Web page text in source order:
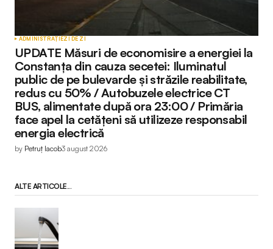
ADMINISTRAȚIEZI DE ZI
UPDATE Măsuri de economisire a energiei la
Constanța din cauza secetei: Iluminatul
public de pe bulevarde și străzile reabilitate,
redus cu 50% / Autobuzele electrice CT
BUS, alimentate după ora 23:00 / Primăria
face apel la cetățeni să utilizeze responsabil
energia electrică
by Petruț Iacob3 august 2026
ALTE ARTICOLE...